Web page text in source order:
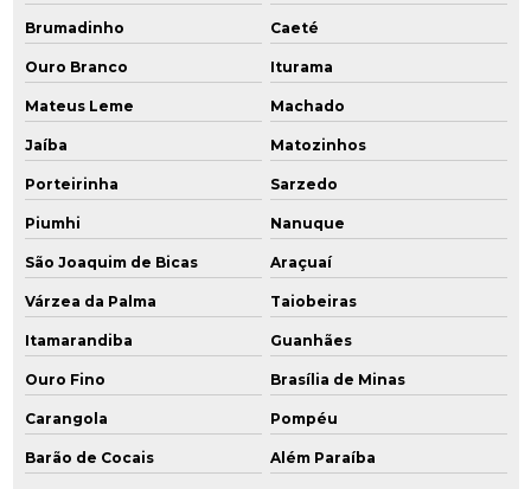
Remediação química
Remediação de solo
Remediação de solos contaminados
Remediação de solos contaminados por hidrocarbonetos
Remediação de solos contaminados por metais pesados
Remediação tratamento
Serviços de consultoria ambiental
Serviços de engenharia ambiental
Serviços de licenciamento ambiental
Sistema de gerenciamento ambiental
Brumadinho Caeté
Ouro Branco Iturama
Mateus Leme Machado
Jaíba Matozinhos
Porteirinha Sarzedo
Piumhi Nanuque
São Joaquim de Bicas Araçuaí
Várzea da Palma Taiobeiras
Itamarandiba Guanhães
Ouro Fino Brasília de Minas
Carangola Pompéu
Barão de Cocais Além Paraíba